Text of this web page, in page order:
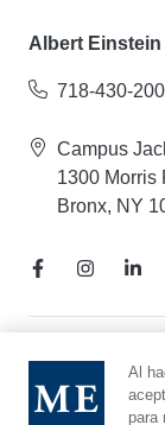
Albert
718-430-
Campus
1300 Morris
Bronx, NY
Aviso de
Línea directa de
Al
para